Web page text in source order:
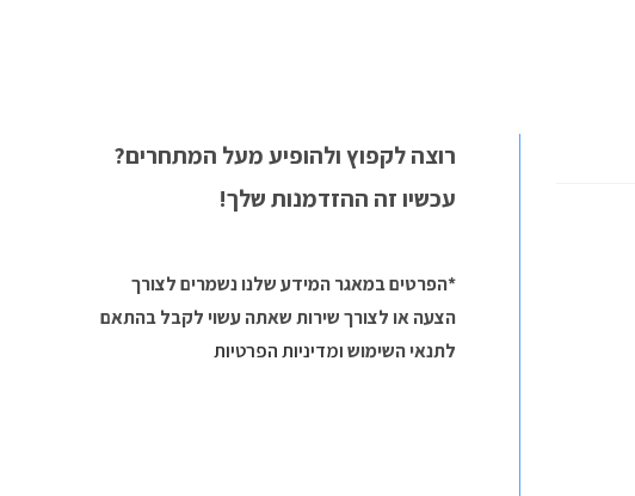
רוצה לקפוץ ולהופיע מעל המתחרים?
עכשיו זה ההזדמנות שלך!
*הפרטים במאגר המידע שלנו נשמרים לצורך
הצעה או לצורך שירות שאתה עשוי לקבל בהתאם
לתנאי השימושומדיניות הפרטיות